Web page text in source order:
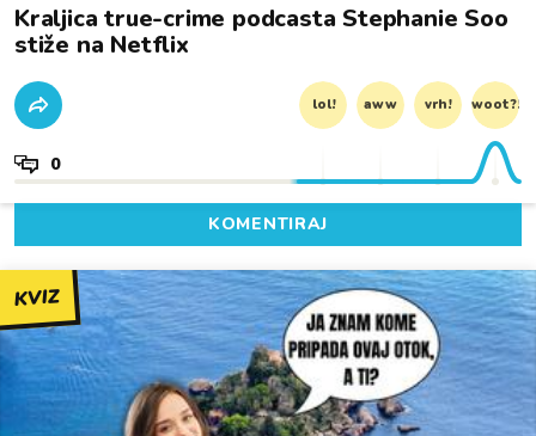
Kraljica true-crime podcasta Stephanie Soo
stiže na Netflix
lol! aww vrh! woot?!
0
KOMENTIRAJ
KVIZ